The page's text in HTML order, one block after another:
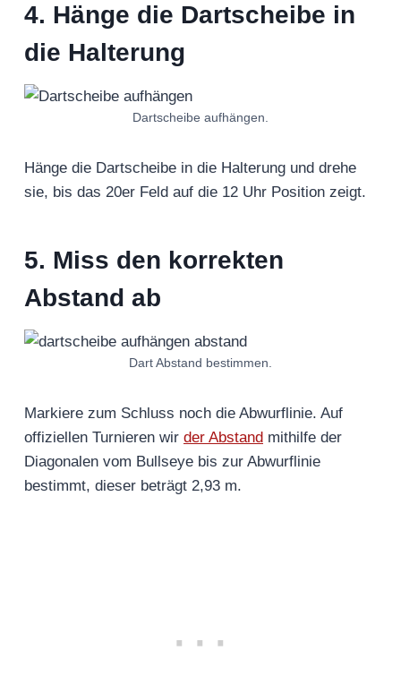
4. Hänge die Dartscheibe in
die Halterung
Dartscheibe aufhängen.
Hänge die Dartscheibe in die Halterung und drehe
sie, bis das 20er Feld auf die 12 Uhr Position zeigt.
5. Miss den korrekten
Abstand ab
Dart Abstand bestimmen.
Markiere zum Schluss noch die Abwurflinie. Auf
offiziellen Turnieren wir der Abstand mithilfe der
Diagonalen vom Bullseye bis zur Abwurflinie
bestimmt, dieser beträgt 2,93 m.